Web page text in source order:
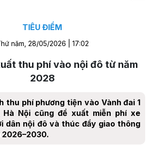
TIÊU ĐIỂM
năm, 28/05/2026 | 17:02
thu phí vào nội đô từ năm
2028
thu phí phương tiện vào Vành đai 1
Nội cũng đề xuất miễn phí xe
dân nội đô và thúc đẩy giao thông
2026–2030.